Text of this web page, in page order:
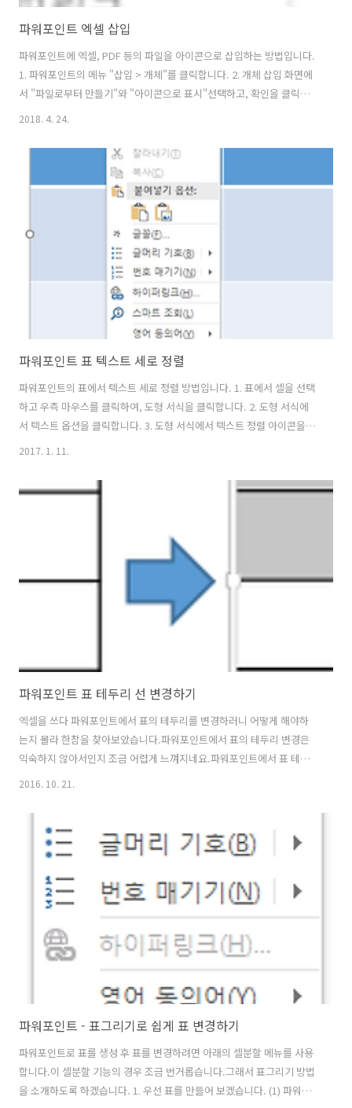
파워포인트 엑셀 삽입
파워포인트에 엑셀, PDF 등의 파일을 아이콘으로 삽입하는 방법입니다.
1. 파워포인트의 메뉴 "삽입 > 개체"를 클릭합니다. 2. 개체 삽입 화면에
서 "파일로부터 만들기"와 "아이콘으로 표시"선택하고, 확인을 클릭한
다. ※ "아이콘으로 표시"를 선택하지 않으면 엑셀의 시트 내용이 파워포
로 표시된다. 해당 아이콘을 더블클릭하면 파일이 열립니다.
2018. 4. 24.
파워포인트 표 텍스트 세로 정렬
파워포인트의 표에서 텍스트 세로 정렬 방법입니다. 1. 표에서 셀을 선택
하고 우측 마우스를 클릭하여, 도형 서식을 클릭합니다. 2. 도형 서식에
서 텍스트 옵션을 클릭합니다. 3. 도형 서식에서 텍스트 정렬 아이콘을 클
릭합니다. 4. 도형 서식의 텍스트 상자 세로 맞춤에서 원한는 정렬을 선택
2017. 1. 11.
파워포인트 표 테두리 선 변경하기
엑셀을 쓰다 파워포인트에서 표의 테두리를 변경하러니 어떻게 해야하
는지 몰라 한참을 찾아보았습니다.파워포인트에서 표의 테두리 변경은
익숙하지 않아서인지 조금 어렵게 느껴지네요.파워포인트에서 표 테두
리 선 변경 방법은 아래와 같습니다. 1. 표에서 변경 할 테두리 영역을 선
뉴에서 펜색을 빨강색으로 변경합니다. 3. 디자인 메뉴에서 테두리를 선
택하면 좌측 테두리가 빨간색으로 변경됩니다.※ 테두리 변경은 아래 같
이 여러가지를 제공하고 있습니다.
2016. 10. 21.
파워포인트 - 표그리기로 쉽게 표 변경하기
파워포인트로 표를 생성 후 표를 변경하려면 아래의 셀분할 메뉴를 사용
합니다.이 셀분할 기능의 경우 조금 번거롭습니다.그래서 표그리기 방법
을 소개하도록 하겠습니다. 1. 우선 표를 만들어 보겠습니다. (1) 파워포